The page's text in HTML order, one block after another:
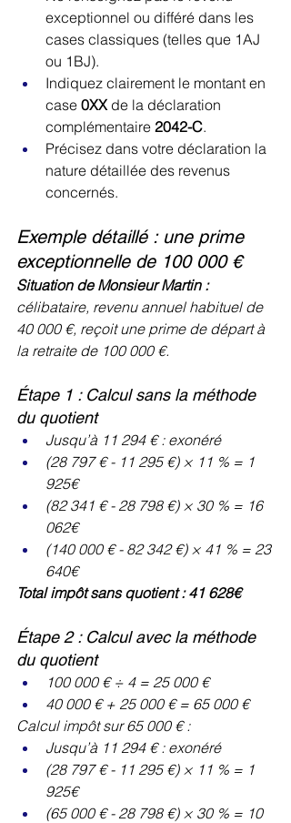
exceptionnel ou différé dans les
cases classiques (telles que 1AJ
ou 1BJ).
Indiquez clairement le montant en
case 0XX de la déclaration
complémentaire 2042-C.
Précisez dans votre déclaration la
nature détaillée des revenus
concernés.
Exemple détaillé : une prime
exceptionnelle de 100 000 €
Situation de Monsieur Martin :
célibataire, revenu annuel habituel de
40 000 €, reçoit une prime de départ à
la retraite de 100 000 €.
Étape 1 : Calcul sans la méthode
du quotient
Jusqu’à 11 294 € : exonéré
(28 797 € - 11 295 €) × 11 % = 1
925€
(82 341 € - 28 798 €) × 30 % = 16
062€
(140 000 € - 82 342 €) × 41 % = 23
640€
Total impôt sans quotient : 41 628€
Étape 2 : Calcul avec la méthode
du quotient
100 000 € ÷ 4 = 25 000 €
40 000 € + 25 000 € = 65 000 €
Calcul impôt sur 65 000 € :
Jusqu’à 11 294 € : exonéré
(28 797 € - 11 295 €) × 11 % = 1
925€
(65 000 € - 28 798 €) × 30 % = 10